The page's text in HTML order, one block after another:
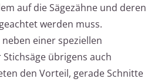
auf die Sägezähne und deren
werden muss.
einer speziellen
übrigens auch
den Vorteil, gerade Schnitte